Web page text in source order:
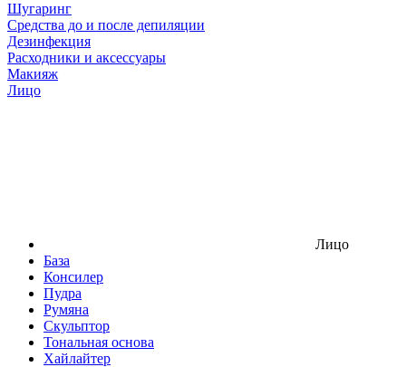
Шугаринг
Средства до и после депиляции
Дезинфекция
Расходники и аксессуары
Макияж
Лицо
Лицо
База
Консилер
Пудра
Румяна
Скульптор
Тональная основа
Хайлайтер